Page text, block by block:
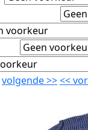
volgende>><<